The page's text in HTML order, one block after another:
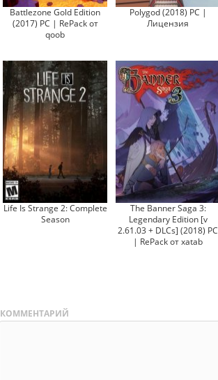
Battlezone Gold Edition
(2017) PC | RePack от
qoob
Polygod (2018) PC |
Лицензия
Life Is Strange 2: Complete
Season
The Banner Saga 3:
Legendary Edition [v
2.61.03 + DLCs] (2018) PC
| RePack от xatab
КОММЕНТАРИЙ